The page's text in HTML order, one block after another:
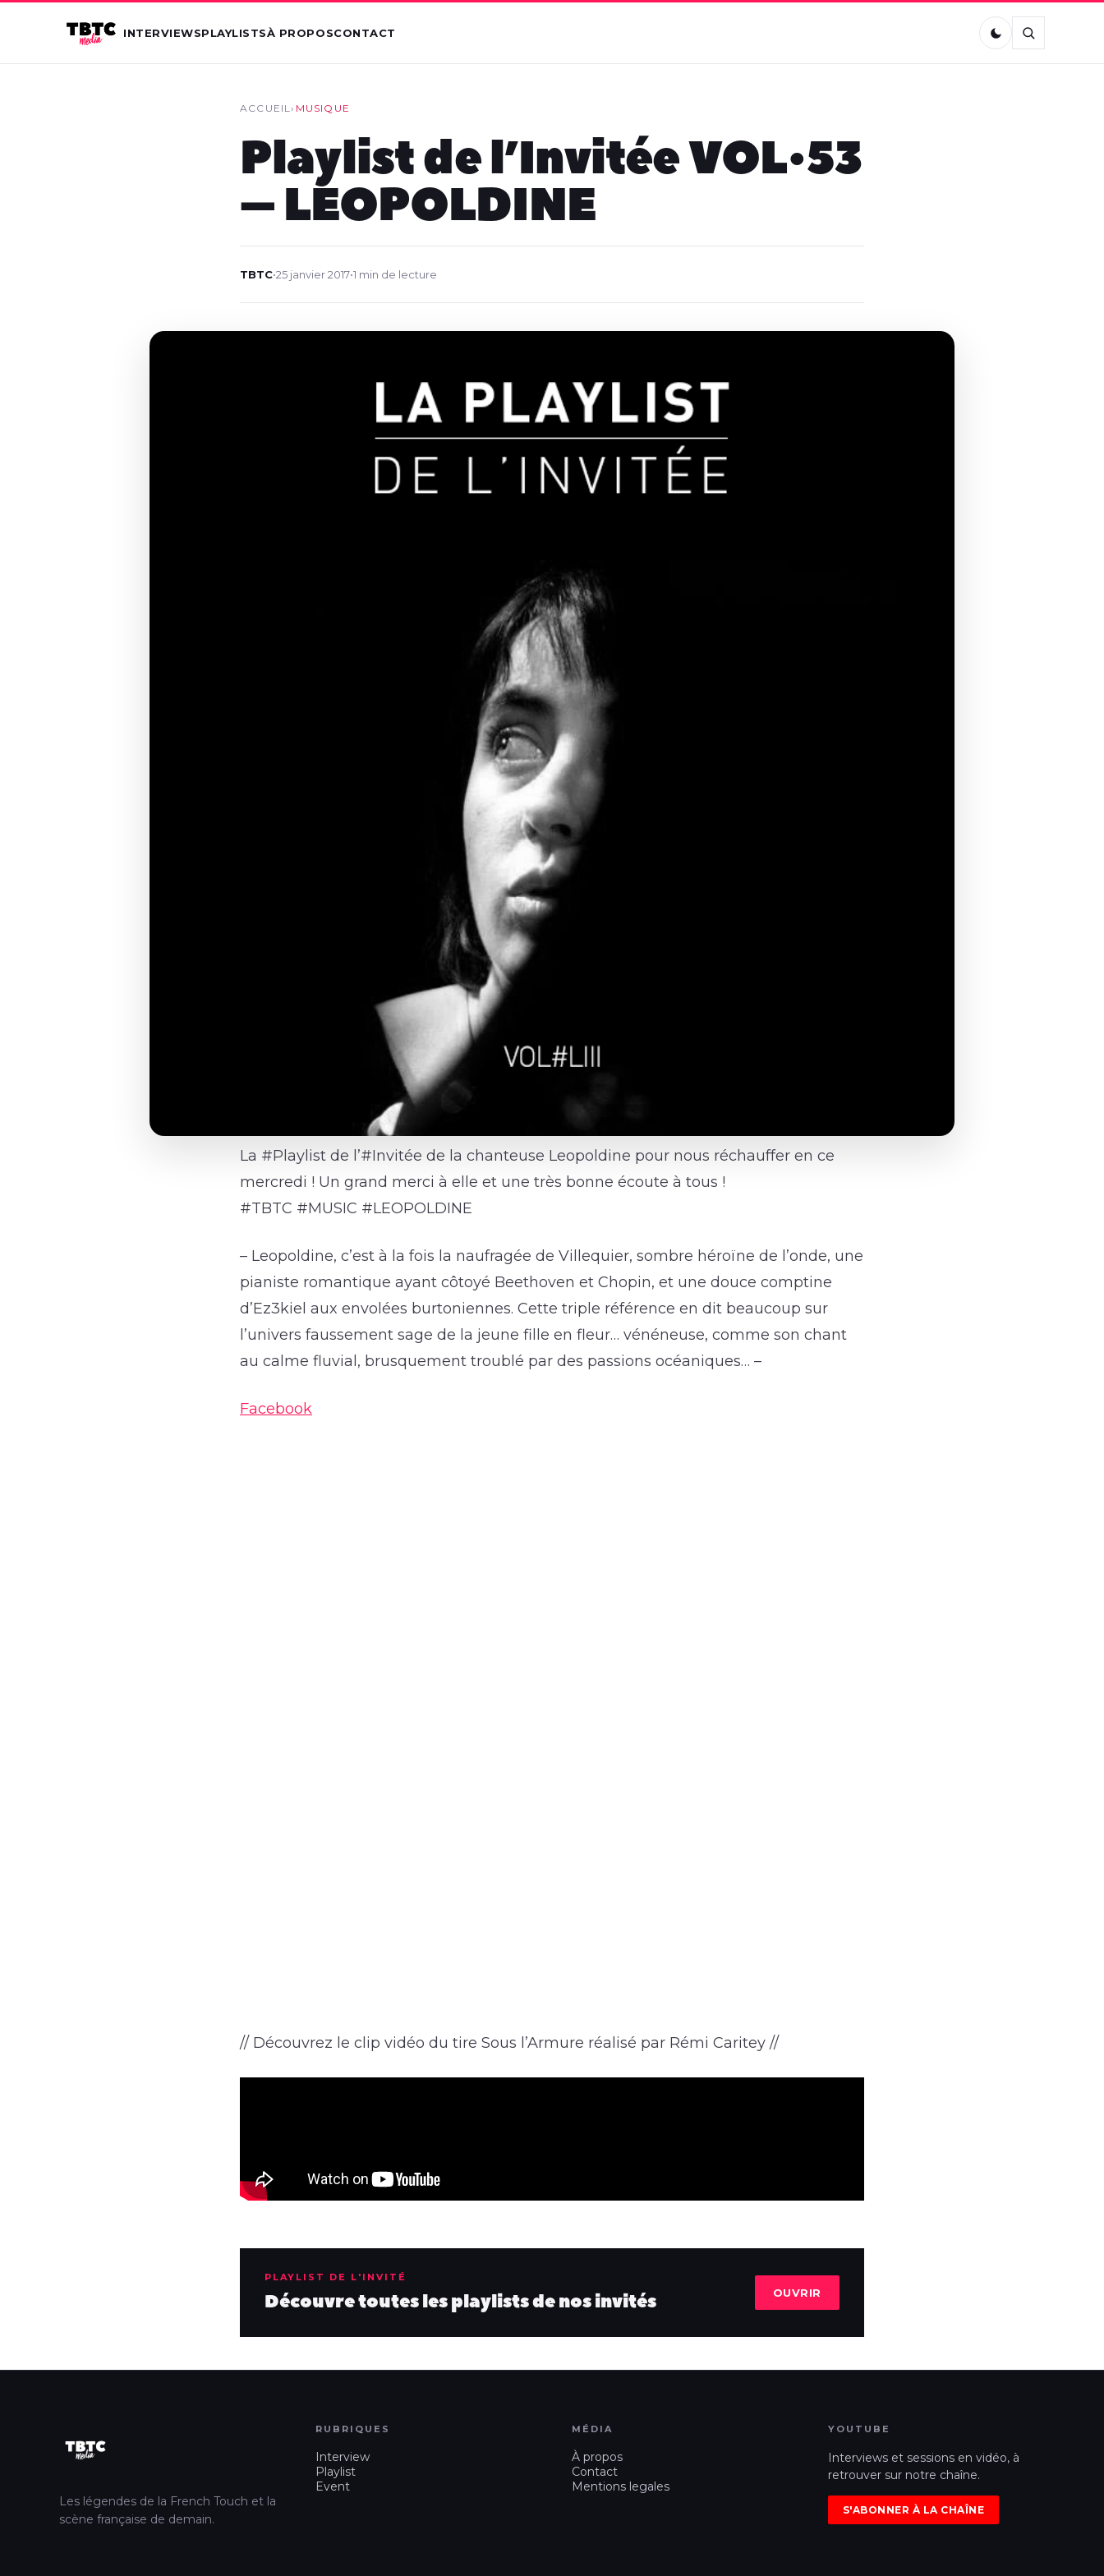
INTERVIEWSPLAYLISTSÀ PROPOSCONTACT
ACCUEIL› MUSIQUE
Playlist de l’Invitée VOL•53
– LEOPOLDINE
TBTC•25 janvier 2017•1 min de lecture
La #Playlist de l’#Invitée de la chanteuse Leopoldine pour nous réchauffer en ce
mercredi ! Un grand merci à elle et une très bonne écoute à tous !
#TBTC #MUSIC #LEOPOLDINE
– Leopoldine, c’est à la fois la naufragée de Villequier, sombre héroïne de l’onde, une
pianiste romantique ayant côtoyé Beethoven et Chopin, et une douce comptine
d’Ez3kiel aux envolées burtoniennes. Cette triple référence en dit beaucoup sur
l’univers faussement sage de la jeune fille en fleur… vénéneuse, comme son chant
au calme fluvial, brusquement troublé par des passions océaniques… –
Facebook
// Découvrez le clip vidéo du tire Sous l’Armure réalisé par Rémi Caritey //
PLAYLIST DE L'INVITÉ
Découvre toutes les playlists de nos invités OUVRIR
Les légendes de la French Touch et la
scène française de demain.
RUBRIQUES
Interview
Playlist
Event
MÉDIA
À propos
Contact
Mentions legales
YOUTUBE
Interviews et sessions en vidéo, à
retrouver sur notre chaîne.
S'ABONNER À LA CHAÎNE